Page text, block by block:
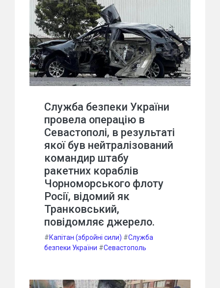
Служба безпеки України
провела операцію в
Севастополі, в результаті
якої був нейтралізований
командир штабу
ракетних кораблів
Чорноморського флоту
Росії, відомий як
Транковський,
повідомляє джерело.
#Капітан (збройні сили) #Служба
безпеки України #Севастополь